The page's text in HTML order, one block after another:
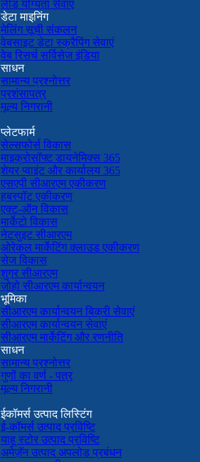
लीड योग्यता सेवाएं
डेटा माइनिंग
मेलिंग सूची संकलन
वेबसाइट डेटा स्क्रैपिंग सेवाएं
वेब रिसर्च सर्विसेज इंडिया
साधन
सामान्य प्रश्नोत्तर
प्रशंसापत्र
मूल्य निगरानी
प्लेटफार्म
सेल्सफोर्स विकास
माइक्रोसॉफ्ट डायनेमिक्स 365
शेयर प्वाइंट और कार्यालय 365
एसएपी सीआरएम एकीकरण
हबस्पॉट एकीकरण
एक्ट-ऑन विकास
मार्केटो विकास
नेटसुइट सीआरएम
ओरेकल मार्केटिंग क्लाउड एकीकरण
सेज विकास
शुगर सीआरएम
ज़ोहो सीआरएम कार्यान्वयन
भूमिका
सीआरएम कार्यान्वयन बिक्री सेवाएं
सीआरएम कार्यान्वयन सेवाएं
सीआरएम मार्केटिंग और रणनीति
साधन
सामान्य प्रश्नोत्तर
गुणों का वर्ण - पत्र
मूल्य निगरानी
ईकॉमर्स उत्पाद लिस्टिंग
ई-कॉमर्स उत्पाद प्रविष्टि
याहू स्टोर उत्पाद प्रविष्टि
अमेज़ॅन उत्पाद अपलोड प्रबंधन